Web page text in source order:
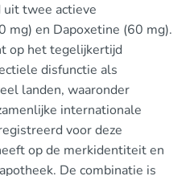
uit twee actieve
mg) en Dapoxetine (60 mg).
op het tegelijkertijd
disfunctie als
landen, waaronder
internationale
voor deze
op de merkidentiteit en
De combinatie is